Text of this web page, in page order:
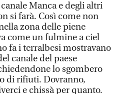
Manca e degli altri
si farà. Così come non
zona delle piene
come un fulmine a ciel
fa i terralbesi mostravano
canale del paese
lo sgombero
di rifiuti. Dovranno,
e chissà per quanto.